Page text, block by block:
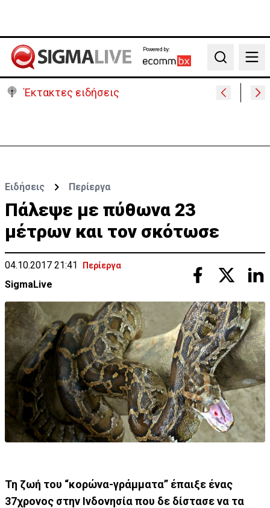
Powered by:
Search
Έκτακτες ειδήσεις
Ειδήσεις Περίεργα
Πάλεψε με πύθωνα 23
μέτρων και τον σκότωσε
04.10.2017 21:41 Περίεργα
SigmaLive
Τη ζωή του “κορώνα-γράμματα” έπαιξε ένας
37χρονος στην Ινδονησία που δε δίστασε να τα